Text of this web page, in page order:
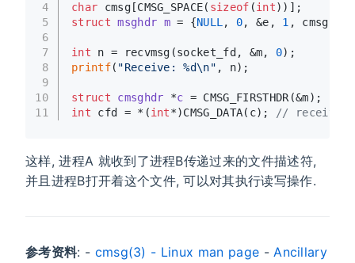
4
5
6
7
8
9
10
11
char cmsg[CMSG_SPACE( sizeof (int))];
struct msghdr m = {NULL , 0, &e, 1 , cmsg,
int n = recvmsg(socket_fd, &m, 0);
printf( "Receive: %d\n" , n);
struct cmsghdr *c = CMSG_FIRSTHDR(&m);
int cfd = *(int*)CMSG_DATA(c); // receive
这样, 进程A 就收到了进程B传递过来的文件描述符,
并且进程B打开着这个文件, 可以对其执行读写操作.
参考资料: - cmsg(3) - Linux man page -Ancillary